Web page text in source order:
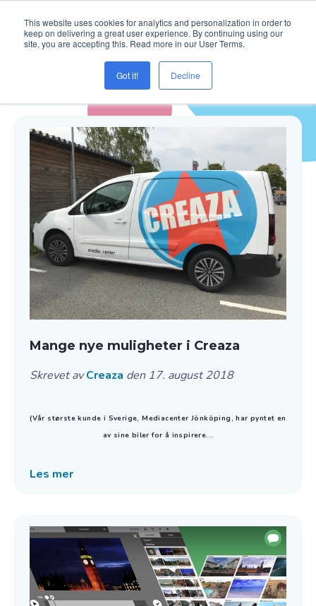
This website uses cookies for analytics and personalization in order to
keep on delivering a great user experience. By continuing using our
site, you are accepting this. Read more in our User Terms.
Got it! Decline
Blogg ( Samfunnsfag )
Mange nye muligheter i Creaza
Skrevet avCreaza den 17. august 2018
(Vår største kunde i Sverige, Mediacenter Jönköping, har pyntet en
av sine biler for å inspirere...
Les mer